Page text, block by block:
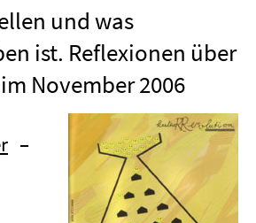
und was
ist. Reflexionen über
November 2006
–